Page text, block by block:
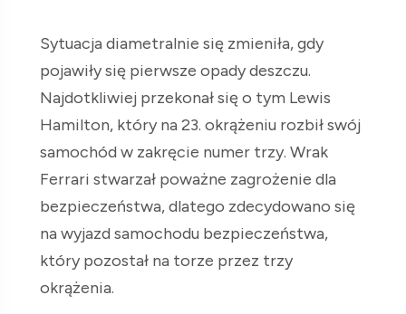
Sytuacja diametralnie się zmieniła, gdy
pojawiły się pierwsze opady deszczu.
Najdotkliwiej przekonał się o tym Lewis
Hamilton, który na 23. okrążeniu rozbił swój
samochód w zakręcie numer trzy. Wrak
Ferrari stwarzał poważne zagrożenie dla
bezpieczeństwa, dlatego zdecydowano się
na wyjazd samochodu bezpieczeństwa,
który pozostał na torze przez trzy
okrążenia.